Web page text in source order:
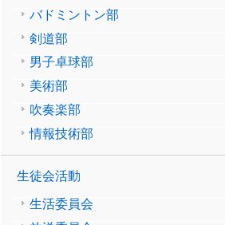
バドミントン部
剣道部
男子卓球部
美術部
吹奏楽部
情報技術部
生徒会活動
生活委員会